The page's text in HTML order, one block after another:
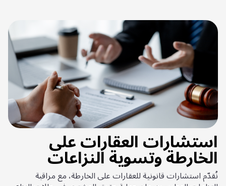
استشارات العقارات على
الخارطة وتسوية النزاعات
نُقدّم استشارات قانونية للعقارات على الخارطة، مع مراقبة